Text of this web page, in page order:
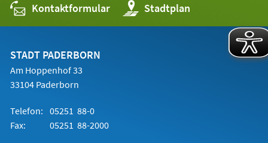
Kontaktformular Stadtplan
(Öffnet
in
einem
STADT PADERBORN
Am Hoppenhof 33
33104 Paderborn
Telefon: 05251 88-0
Fax:
05251 88-2000